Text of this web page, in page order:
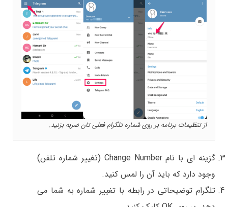
از تنظیمات برنامه بر روی شماره تلگرام فعلی تان ضربه بزنید.
گزینه ای با نام Change Number (تغییر شماره تلفن)
وجود دارد که باید آن را لمس کنید.
تلگرام توضیحاتی در رابطه با تغییر شماره به شما می